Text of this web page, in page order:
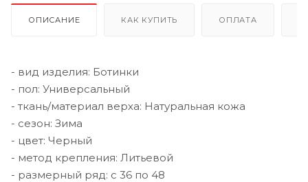
ОПИСАНИЕ КАК КУПИТЬ ОПЛАТА
- вид изделия: Ботинки
- пол: Универсальный
- ткань/материал верха: Натуральная кожа
- сезон: Зима
- цвет: Черный
- метод крепления: Литьевой
- размерный ряд: с 36 по 48